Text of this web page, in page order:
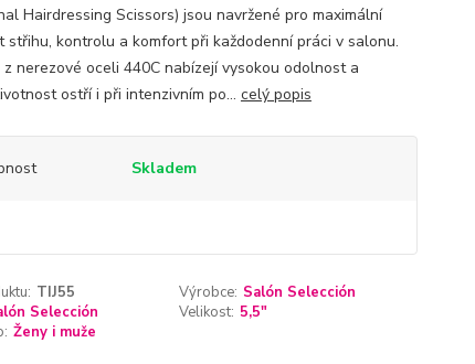
Hairdressing Scissors) jsou navržené pro maximální
střihu, kontrolu a komfort při každodenní práci v salonu.
nerezové oceli 440C nabízejí vysokou odolnost a
ostří i při intenzivním po... celý popis
Skladem
TIJ55 Výrobce: Salón Selección
Selección Velikost: 5,5"
Ženy i muže